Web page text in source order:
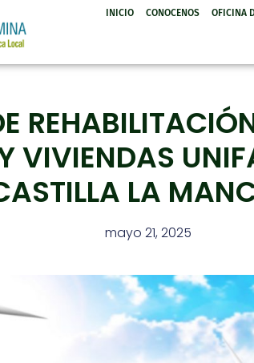
INICIO CONOCENOS OFICINA
VIVIENDAS
LA
mayo 21, 2025